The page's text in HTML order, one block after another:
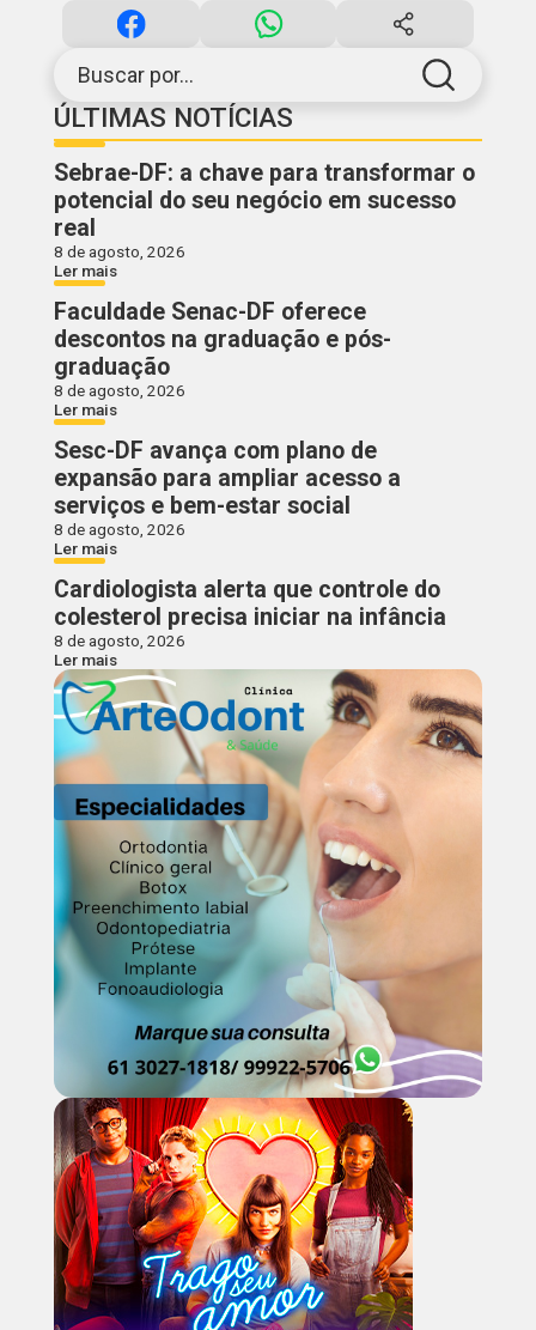
Buscar por...
ÚLTIMAS NOTÍCIAS
Sebrae-DF: a chave para transformar o
potencial do seu negócio em sucesso
real
8 de agosto, 2026
Ler mais
Faculdade Senac-DF oferece
descontos na graduação e pós-
graduação
8 de agosto, 2026
Ler mais
Sesc-DF avança com plano de
expansão para ampliar acesso a
serviços e bem-estar social
8 de agosto, 2026
Ler mais
Cardiologista alerta que controle do
colesterol precisa iniciar na infância
8 de agosto, 2026
Ler mais